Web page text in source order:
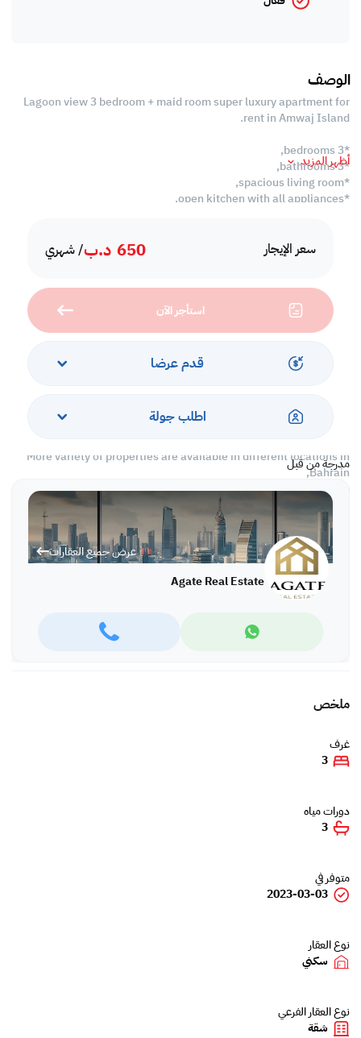
سعر الإيجار 650 د.ب/ شهري
استأجر الآن
قدم عرضا
اطلب جولة
مدرجة من قبل
عرض جميع العقارات
Agate Real Estate
الوصف
Lagoon view 3 bedroom + maid room super luxury apartment for
rent in Amwaj Island.
*3 bedrooms,
*3 bathrooms,
*spacious living room,
*open kitchen with all appliances,
Rent: BD 650 inclusive
Ref: IVAI5486
More variety of properties are available in different locations in
Bahrain,
For more information and viewing please call or WhatsApp:
Ivana Ivanova: +973 66663360, office: +973 17280288
أظهر المزيد
ملخص
غرف
3
دورات مياه
3
متوفر في
2023-03-03
نوع العقار
سكني
نوع العقار الفرعي
شقة